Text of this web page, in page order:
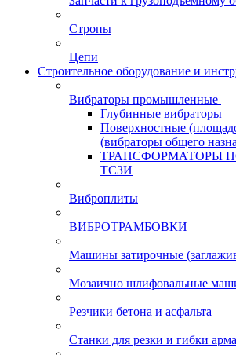
Стропы
Цепи
Строительное оборудование и
Вибраторы промышленные
Глубинные вибраторы
Поверхностные
(вибраторы общего
ТРАНСФОРМАТОРЫ
ТСЗИ
Виброплиты
ВИБРОТРАМБОВКИ
Машины затирочные
Мозаично шлифовальные
Резчики бетона и асфальта
Станки для резки и гибки